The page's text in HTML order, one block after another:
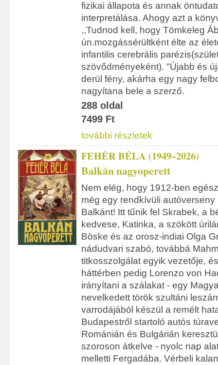
fizikai állapota és annak
interpretálása. Ahogy azt a
,,Tudnod kell, hogy Tömkeleg
ún.mozgássérültként élte az
infantilis cerebrális
szövődményeként). "Újabb és
derül fény, akárha egy nagy
nagyítana bele a szerző.
288 oldal
7499 Ft
további részletek
FEHÉR BÉLA (1949–2026)
Balkán nagyoperett
Nem elég, hogy 1912-ben
még egy rendkívüli autóverseny
Balkánt! Itt tűnik fel Skrabek, a
kedvese, Katinka, a szökött
Böske és az orosz-indiai Olga
nádudvari szabó, továbbá
titkosszolgálat egyik vezetője,
háttérben pedig Lorenzo von
irányítani a szálakat - egy
nevelkedett török szultáni
varrodájából készül a remélt
Budapestről startoló autós
Románián és Bulgárián
szoroson átkelve - nyolc nap
melletti Fergadába. Vérbeli